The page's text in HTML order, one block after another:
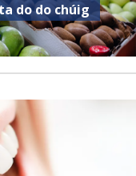
do do chúig